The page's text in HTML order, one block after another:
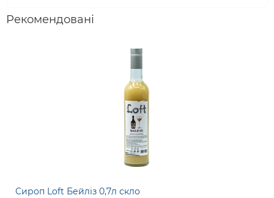
Рекомендовані
Сироп Loft Бейліз 0,7л скло